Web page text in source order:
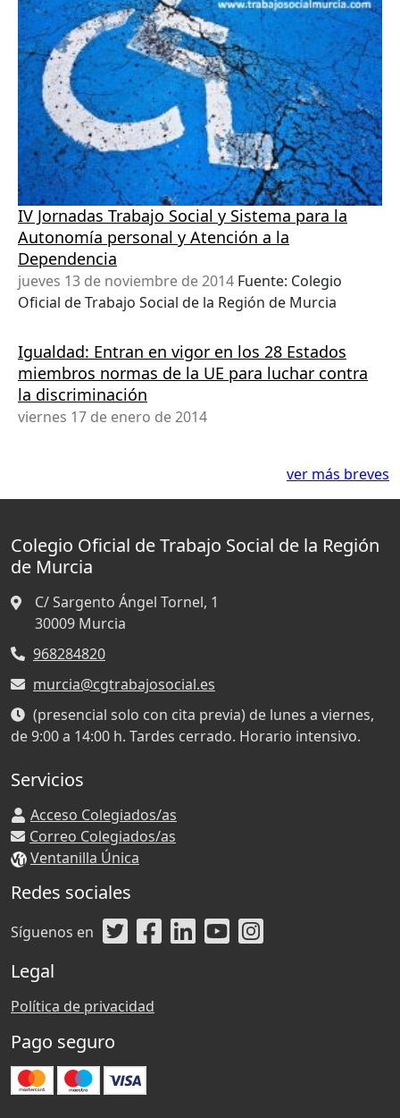
IV Jornadas Trabajo Social y Sistema para la
Autonomía personal y Atención a la
Dependencia
jueves 13 de noviembre de 2014 Fuente: Colegio
Oficial de Trabajo Social de la Región de Murcia
Igualdad: Entran en vigor en los 28 Estados
miembros normas de la UE para luchar contra
la discriminación
viernes 17 de enero de 2014
ver más breves
Colegio Oficial de Trabajo Social de la Región
de Murcia
C/ Sargento Ángel Tornel, 1
30009 Murcia
968284820
murcia@cgtrabajosocial.es
(presencial solo con cita previa) de lunes a viernes,
de 9:00 a 14:00 h. Tardes cerrado. Horario intensivo.
Servicios
Acceso Colegiados/as
Correo Colegiados/as
Ventanilla Única
Redes sociales
Síguenos en
Legal
Política de privacidad
Pago seguro